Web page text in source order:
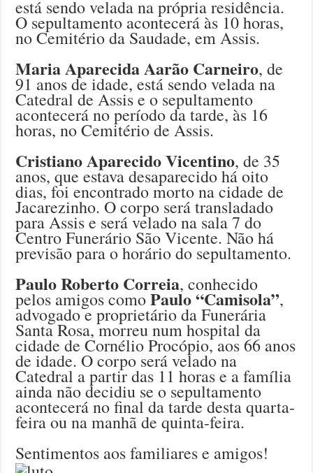
está sendo velada na própria residência.
O sepultamento acontecerá às 10 horas,
no Cemitério da Saudade, em Assis.
Maria Aparecida Aarão Carneiro, de
91 anos de idade, está sendo velada na
Catedral de Assis e o sepultamento
acontecerá no período da tarde, às 16
horas, no Cemitério de Assis.
Cristiano Aparecido Vicentino, de 35
anos, que estava desaparecido há oito
dias, foi encontrado morto na cidade de
Jacarezinho. O corpo será transladado
para Assis e será velado na sala 7 do
Centro Funerário São Vicente. Não há
previsão para o horário do sepultamento.
Paulo Roberto Correia, conhecido
pelos amigos comoPaulo “Camisola”,
advogado e proprietário da Funerária
Santa Rosa, morreu num hospital da
cidade de Cornélio Procópio, aos 66 anos
de idade. O corpo será velado na
Catedral a partir das 11 horas e a família
ainda não decidiu se o sepultamento
acontecerá no final da tarde desta quarta-
feira ou na manhã de quinta-feira.
Sentimentos aos familiares e amigos!